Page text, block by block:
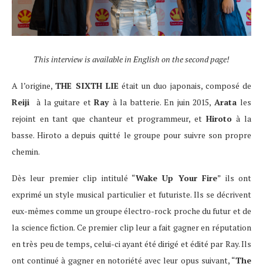
This interview is available in English on the second page!
A l’origine,THE SIXTH LIEétait un duo japonais, composé de
Reiji
à la guitare et Ray à la batterie. En juin 2015, Arata les
rejoint en tant que chanteur et programmeur, et Hirotoà la
basse. Hiroto a depuis quitté le groupe pour suivre son propre
chemin.
Dès leur premier clip intitulé “Wake Up Your Fire” ils ont
exprimé un style musical particulier et futuriste. Ils se décrivent
eux-mêmes comme un groupe électro-rock proche du futur et de
la science fiction. Ce premier clip leur a fait gagner en réputation
en très peu de temps, celui-ci ayant été dirigé et édité par Ray. Ils
ont continué à gagner en notoriété avec leur opus suivant, “The